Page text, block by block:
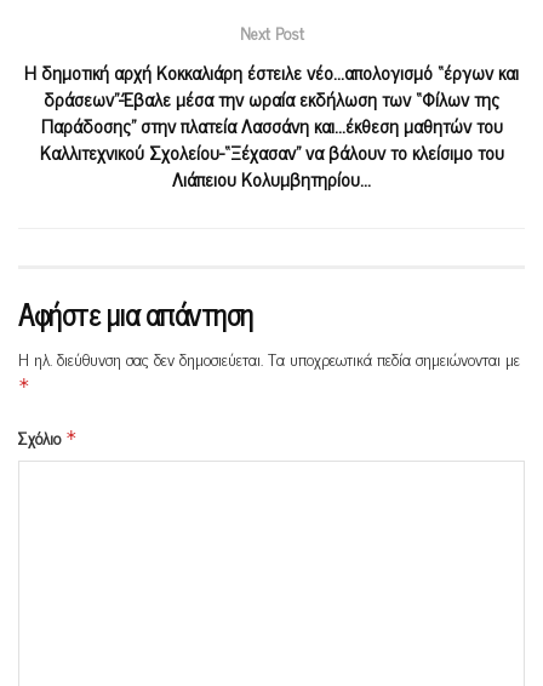
Next Post
Η δημοτική αρχή Κοκκαλιάρη έστειλε νέο…απολογισμό “έργων και
δράσεων”-Έβαλε μέσα την ωραία εκδήλωση των “Φίλων της
Παράδοσης” στην πλατεία Λασσάνη και…έκθεση μαθητών του
Καλλιτεχνικού Σχολείου-“Ξέχασαν” να βάλουν το κλείσιμο του
Λιάπειου Κολυμβητηρίου…
Αφήστε μια απάντηση
Η ηλ. διεύθυνση σας δεν δημοσιεύεται.Τα υποχρεωτικά πεδία σημειώνονται με
*
Σχόλιο *